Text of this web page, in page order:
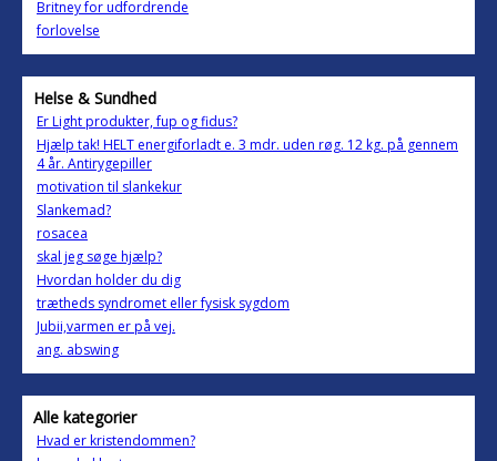
Britney for udfordrende
forlovelse
Helse & Sundhed
Er Light produkter, fup og fidus?
Hjælp tak! HELT energiforladt e. 3 mdr. uden røg. 12 kg. på gennem
4 år. Antirygepiller
motivation til slankekur
Slankemad?
rosacea
skal jeg søge hjælp?
Hvordan holder du dig
trætheds syndromet eller fysisk sygdom
Jubii,varmen er på vej.
ang. abswing
Alle kategorier
Hvad er kristendommen?